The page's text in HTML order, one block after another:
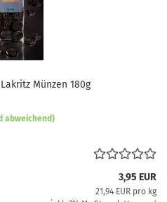
Münzen 180g
abweichend)
3,95 EUR
21,94 EUR pro kg